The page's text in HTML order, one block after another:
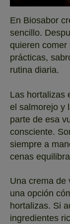
En Biosabor
sencillo.
quieren comer
prácticas,
rutina diaria.
Las hortalizas
el salmorejo y
parte de esa
consciente.
siempre a
cenas
Una crema de
una opción
hortalizas. Si
ingredientes